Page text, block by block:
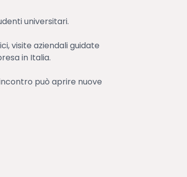
universitari.
visite aziendali guidate
in Italia.
può aprire nuove